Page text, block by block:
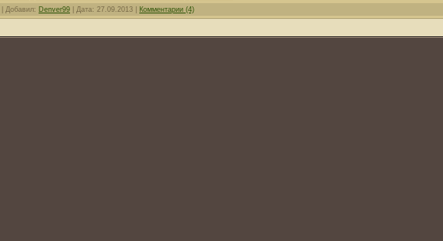
Добавил: Denver99 | Дата: 27.09.2013 Комментарии (4)